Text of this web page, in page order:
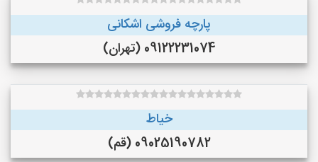
پارچه فروشی اشکانی
09122231074 (تهران)
خیاط
09025190782 (قم)